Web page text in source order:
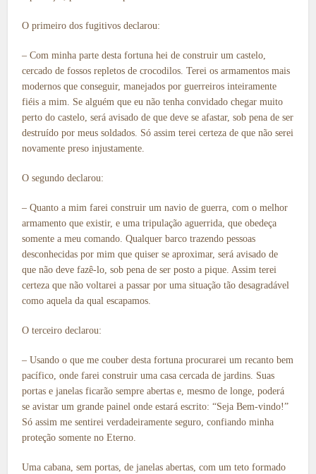
O primeiro dos fugitivos declarou:
– Com minha parte desta fortuna hei de construir um castelo,
cercado de fossos repletos de crocodilos. Terei os armamentos mais
modernos que conseguir, manejados por guerreiros inteiramente
fiéis a mim. Se alguém que eu não tenha convidado chegar muito
perto do castelo, será avisado de que deve se afastar, sob pena de ser
destruído por meus soldados. Só assim terei certeza de que não serei
novamente preso injustamente.
O segundo declarou:
– Quanto a mim farei construir um navio de guerra, com o melhor
armamento que existir, e uma tripulação aguerrida, que obedeça
somente a meu comando. Qualquer barco trazendo pessoas
desconhecidas por mim que quiser se aproximar, será avisado de
que não deve fazê-lo, sob pena de ser posto a pique. Assim terei
certeza que não voltarei a passar por uma situação tão desagradável
como aquela da qual escapamos.
O terceiro declarou:
– Usando o que me couber desta fortuna procurarei um recanto bem
pacífico, onde farei construir uma casa cercada de jardins. Suas
portas e janelas ficarão sempre abertas e, mesmo de longe, poderá
se avistar um grande painel onde estará escrito: “Seja Bem-vindo!”
Só assim me sentirei verdadeiramente seguro, confiando minha
proteção somente no Eterno.
Uma cabana, sem portas, de janelas abertas, com um teto formado